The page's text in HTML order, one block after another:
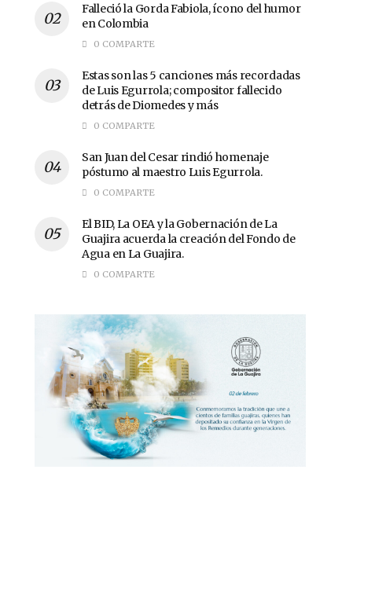
Falleció la Gorda Fabiola, ícono del humor
en Colombia
0 COMPARTE
Estas son las 5 canciones más recordadas
de Luis Egurrola; compositor fallecido
detrás de Diomedes y más
0 COMPARTE
San Juan del Cesar rindió homenaje
póstumo al maestro Luis Egurrola.
0 COMPARTE
El BID, La OEA y la Gobernación de La
Guajira acuerda la creación del Fondo de
Agua en La Guajira.
0 COMPARTE